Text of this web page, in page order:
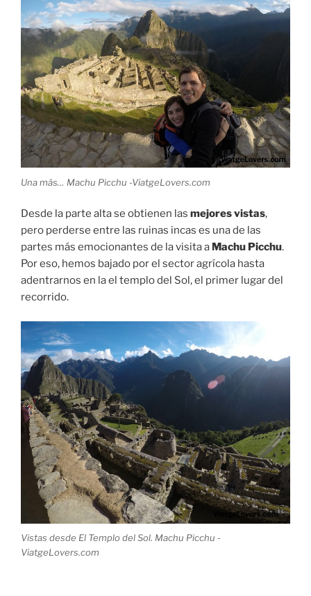
Una más… Machu Picchu -ViatgeLovers.com
Desde la parte alta se obtienen las mejores vistas,
pero perderse entre las ruinas incas es una de las
partes más emocionantes de la visita a Machu Picchu.
Por eso, hemos bajado por el sector agrícola hasta
adentrarnos en la el templo del Sol, el primer lugar del
recorrido.
Vistas desde El Templo del Sol. Machu Picchu -
ViatgeLovers.com